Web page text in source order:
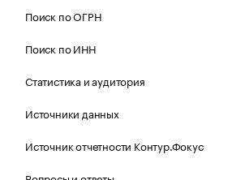
Поиск по ОГРН
Поиск по ИНН
Статистика и аудитория
Источники данных
Источник отчетности Контур.Фокус